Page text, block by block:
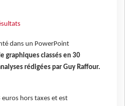
dans un PowerPoint
graphiques classés en 30
rédigées par Guy Raffour.
hors taxes et est